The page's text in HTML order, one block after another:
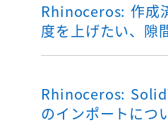
Rhinoceros: 作成
度を上げたい、隙
Rhinoceros:
のインポートにつ